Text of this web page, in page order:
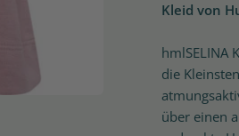
Kleid von
hmlSELINA
die
über einen